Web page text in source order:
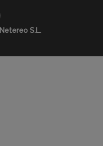
Netereo S.L.